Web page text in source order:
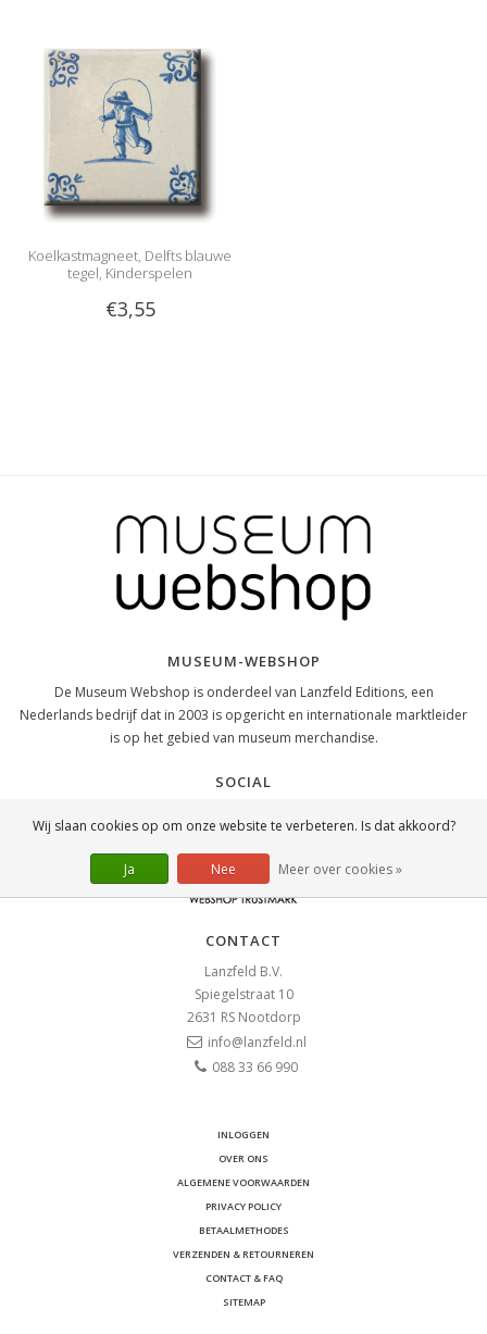
Koelkastmagneet, Delfts blauwe
tegel, Kinderspelen
€3,55
MUSEUM-WEBSHOP
De Museum Webshop is onderdeel van Lanzfeld Editions, een
Nederlands bedrijf dat in 2003 is opgericht en internationale marktleider
is op het gebied van museum merchandise.
SOCIAL
CONTACT
Lanzfeld B.V.
Spiegelstraat 10
2631 RS Nootdorp
info@lanzfeld.nl
088 33 66 990
INLOGGEN
OVER ONS
ALGEMENE VOORWAARDEN
PRIVACY POLICY
BETAALMETHODES
VERZENDEN & RETOURNEREN
CONTACT & FAQ
SITEMAP
Wij slaan cookies op om onze website te verbeteren. Is dat akkoord?
Ja Nee Meer over cookies »